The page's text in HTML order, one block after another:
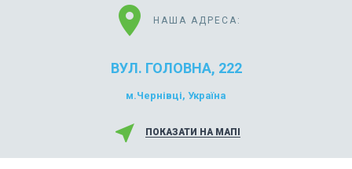
location_on НАША АДРЕСА:
ВУЛ. ГОЛОВНА, 222
м.Чернівці, Україна
near_me ПОКАЗАТИ НА МАПІ